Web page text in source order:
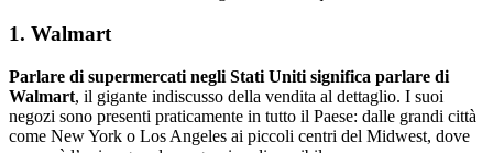
1. Walmart
Parlare di supermercati negli Stati Uniti significa parlare di
Walmart, il gigante indiscusso della vendita al dettaglio. I suoi
negozi sono presenti praticamente in tutto il Paese: dalle grandi città
come New York o Los Angeles ai piccoli centri del Midwest, dove